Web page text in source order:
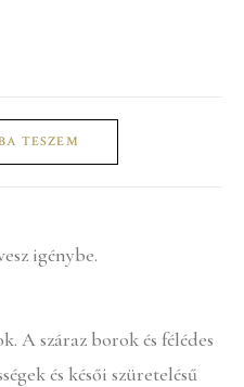
TESZEM
igénybe.
A száraz borok és félédes
és késői szüretelésű